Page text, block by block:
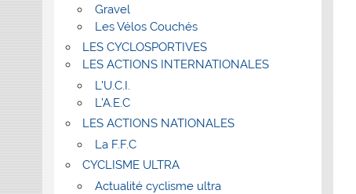
Gravel
Les Vélos Couchés
LES CYCLOSPORTIVES
LES ACTIONS INTERNATIONALES
L’U.C.I.
L’A.E.C
LES ACTIONS NATIONALES
La F.F.C
CYCLISME ULTRA
Actualité cyclisme ultra